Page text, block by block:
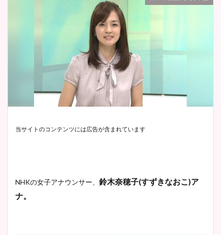
当サイトのコンテンツには広告が含まれています
NHKの女子アナウンサー、 鈴木奈穂子(すずきなおこ )ア
ナ。